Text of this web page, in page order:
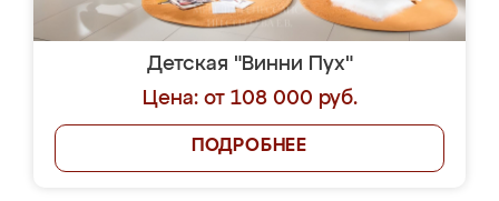
Детская "Винни Пух"
Цена: от 108 000 руб.
ПОДРОБНЕЕ